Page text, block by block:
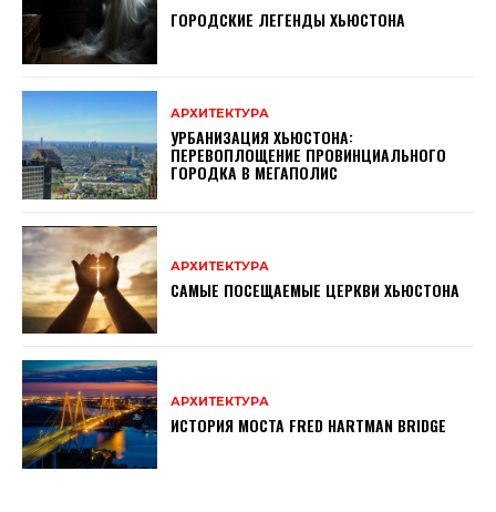
ГОРОДСКИЕ ЛЕГЕНДЫ ХЬЮСТОНА
АРХИТЕКТУРА
УРБАНИЗАЦИЯ ХЬЮСТОНА:
ПЕРЕВОПЛОЩЕНИЕ ПРОВИНЦИАЛЬНОГО
ГОРОДКА В МЕГАПОЛИС
АРХИТЕКТУРА
САМЫЕ ПОСЕЩАЕМЫЕ ЦЕРКВИ ХЬЮСТОНА
АРХИТЕКТУРА
ИСТОРИЯ МОСТА FRED HARTMAN BRIDGE